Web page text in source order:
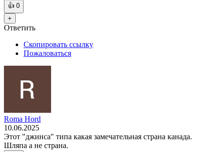
👍 0
+
Ответить
Скопировать ссылку
Пожаловаться
Roma Hord
10.06.2025
Этот "джинса" типа какая замечательная страна канада.
Шляпа а не страна.